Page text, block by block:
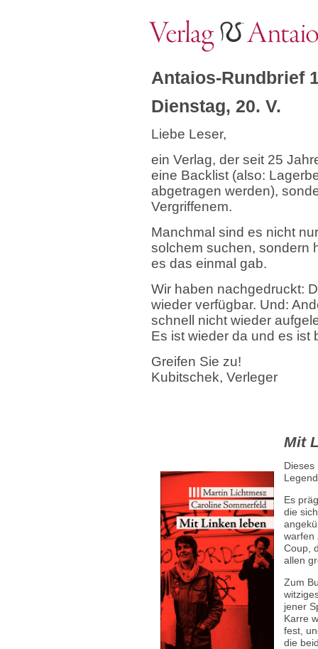
Antaios-Rundbrief
Dienstag, 20. V.
Liebe Leser,
ein Verlag, der seit 25
eine Backlist (also:
abgetragen werden),
Vergriffenem.
Manchmal sind es nicht
solchem suchen, sondern
es das einmal gab.
Wir haben nachgedruckt:
wieder verfügbar. Und:
schnell nicht wieder
Es ist wieder da und es ist
Greifen Sie zu!
Kubitschek, Verleger
Mit
Dieses
Es
die
warfen
Coup,
allen
Zum
jener
Karre
fest,
die